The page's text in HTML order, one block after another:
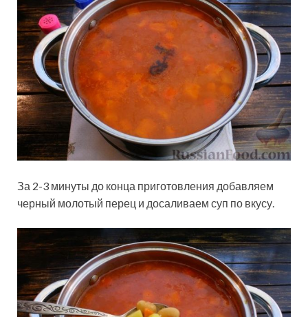
За 2-3 минуты до конца приготовления добавляем
черный молотый перец и досаливаем суп по вкусу.